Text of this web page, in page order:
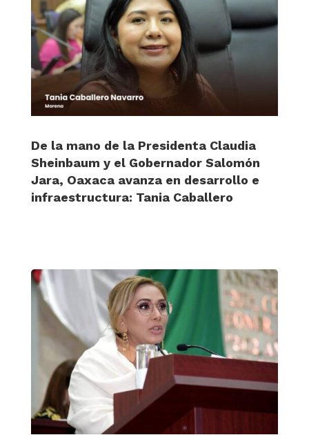
De la mano de la Presidenta Claudia
Sheinbaum y el Gobernador Salomón
Jara, Oaxaca avanza en desarrollo e
infraestructura: Tania Caballero